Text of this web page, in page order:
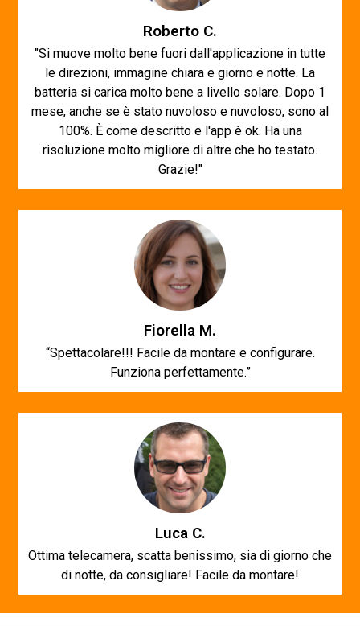
Roberto C.
"Si muove molto bene fuori dall'applicazione in tutte
le direzioni, immagine chiara e giorno e notte. La
batteria si carica molto bene a livello solare. Dopo 1
mese, anche se è stato nuvoloso e nuvoloso, sono al
100%. È come descritto e l'app è ok. Ha una
risoluzione molto migliore di altre che ho testato.
Grazie!"
Fiorella M.
“Spettacolare!!! Facile da montare e configurare.
Funziona perfettamente.”
Luca C.
Ottima telecamera, scatta benissimo, sia di giorno che
di notte, da consigliare! Facile da montare!